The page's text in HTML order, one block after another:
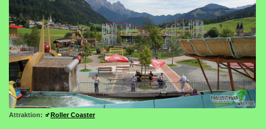
Attraktion: Roller Coaster